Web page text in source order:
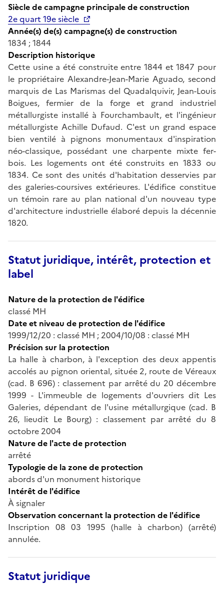
Siècle de campagne principale de construction
2e quart 19e siècle
Année(s) de(s) campagne(s) de construction
1834 ; 1844
Description historique
Cette usine a été construite entre 1844 et 1847 pour
le propriétaire Alexandre-Jean-Marie Aguado, second
marquis de Las Marismas del Quadalquivir, Jean-Louis
Boigues, fermier de la forge et grand industriel
métallurgiste installé à Fourchambault, et l'ingénieur
métallurgiste Achille Dufaud. C'est un grand espace
bien ventilé à pignons monumentaux d'inspiration
néo-classique, possédant une charpente mixte fer-
bois. Les logements ont été construits en 1833 ou
1834. Ce sont des unités d'habitation desservies par
des galeries-coursives extérieures. L'édifice constitue
un témoin rare au plan national d'un nouveau type
d'architecture industrielle élaboré depuis la décennie
1820.
Statut juridique, intérêt, protection et
label
Nature de la protection de l'édifice
classé MH
Date et niveau de protection de l'édifice
1999/12/20 : classé MH ; 2004/10/08 : classé MH
Précision sur la protection
La halle à charbon, à l'exception des deux appentis
accolés au pignon oriental, située 2, route de Véreaux
(cad. B 696) : classement par arrêté du 20 décembre
1999 - L'immeuble de logements d'ouvriers dit Les
Galeries, dépendant de l'usine métallurgique (cad. B
26, lieudit Le Bourg) : classement par arrêté du 8
octobre 2004
Nature de l'acte de protection
arrêté
Typologie de la zone de protection
abords d'un monument historique
Intérêt de l'édifice
À signaler
Observation concernant la protection de l'édifice
Inscription 08 03 1995 (halle à charbon) (arrêté)
annulée.
Statut juridique